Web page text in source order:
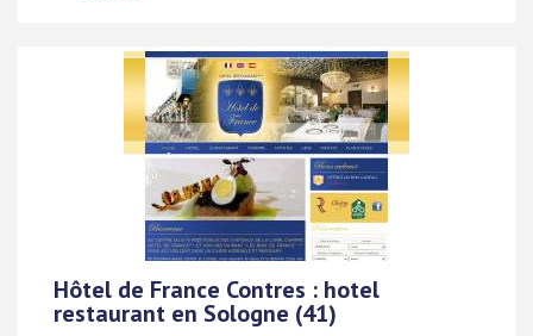
Hôtel de France Contres : hotel
restaurant en Sologne (41)